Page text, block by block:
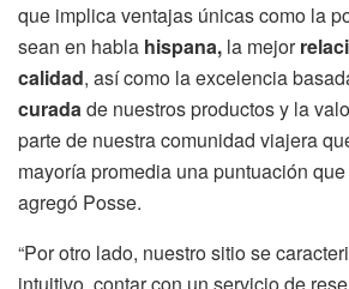
que implica ventajas únicas como la
sean en habla hispana, la mejor
calidad, así como la excelencia
curadade nuestros productos y la
parte de nuestra comunidad viajera
mayoría promedia una puntuación que
agregó Posse.
“Por otro lado, nuestro sitio se